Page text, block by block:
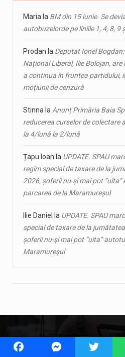
Maria la BM din 15 iunie. Se
autobuzelorde pe liniile 1, 4, 8, 9
Prodan la Deputat Ionel
Național Liberal, Ilie Bolojan,
a continua în fruntea partidului,
moțiunii de cenzură
Stinna la Anunț Primăria Baia
reducerea curselor de colectare
la 4/lună la 2/lună
Țapu Ioan la UPDATE. SPAU
regim special de taxare de la
2026, șoferii nu-și mai pot
parcarea de la Maramureșul
Ilie Daniel la UPDATE. SPAU
special de taxare de la
șoferii nu-și mai pot ”uita”
Maramureșul
Contact